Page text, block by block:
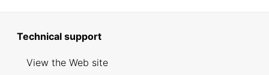
Technical support
View the Web site